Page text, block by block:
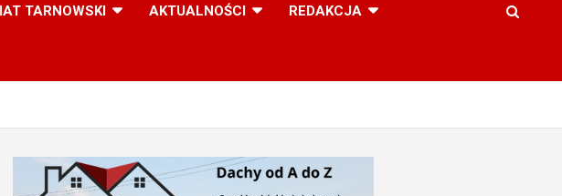
TARNOWSKI AKTUALNOŚCI REDAKCJA